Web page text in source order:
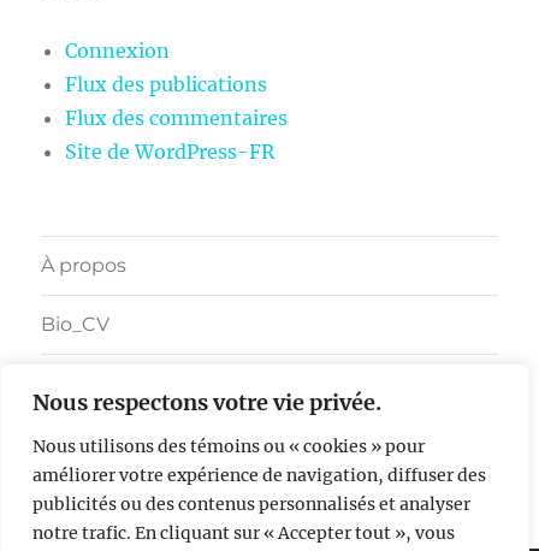
Nous respectons votre vie privée.
Nous utilisons des témoins ou « cookies » pour
améliorer votre expérience de navigation, diffuser des
publicités ou des contenus personnalisés et analyser
notre trafic. En cliquant sur « Accepter tout », vous
Connexion
Flux des publications
Flux des commentaires
Site de WordPress-FR
À propos
Bio_CV
FacebookLinkedInBlueskyYoutubeVimeo
Sylvie Chenard Artiste
Fièrement propulsé par
WordPress